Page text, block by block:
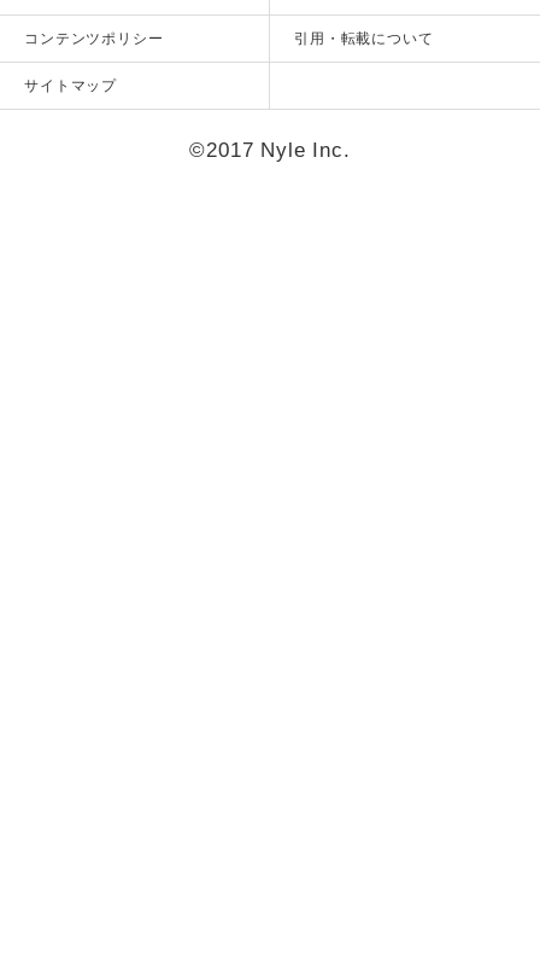
コンテンツポリシー 引用・転載について
サイトマップ
©2017 Nyle Inc.